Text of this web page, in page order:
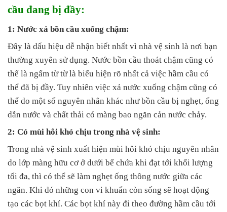
cầu đang bị đầy:
1: Nước xả bồn cầu xuống chậm:
Đây là dấu hiệu dễ nhận biết nhất vì nhà vệ sinh là nơi bạn
thường xuyên sử dụng. Nước bồn cầu thoát chậm cũng có
thể là ngấm từ từ là biểu hiện rõ nhất cả việc hầm cầu có
thể đã bị đầy. Tuy nhiên việc xả nước xuống chậm cũng có
thể do một số nguyên nhân khác như bồn cầu bị nghẹt, ống
dẫn nước và chất thải có màng bao ngăn cản nước chảy.
2: Có mùi hôi khó chịu trong nhà vệ sinh:
Trong nhà vệ sinh xuất hiện mùi hôi khó chịu nguyên nhân
do lớp màng hữu cơ ở dưới bể chứa khi đạt tới khối lượng
tối đa, thì có thể sẽ làm nghẹt ống thông nước giữa các
ngăn. Khi đó những con vi khuẩn còn sống sẽ hoạt động
tạo các bọt khí. Các bọt khí này đi theo đường hầm cầu tới